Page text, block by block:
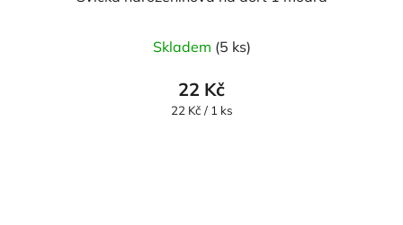
Skladem (5 ks)
22 Kč
Měrná
22 Kč / 1 ks